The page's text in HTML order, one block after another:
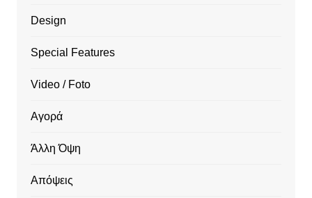
Design
Special Features
Video / Foto
Αγορά
Άλλη Όψη
Απόψεις